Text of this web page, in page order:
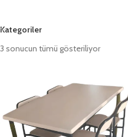
Kategoriler
3 sonucun tümü gösteriliyor